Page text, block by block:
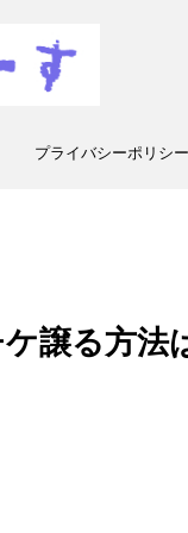
プライバシーポリシー
譲る方法